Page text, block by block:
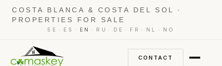
COSTA BLANCA & COSTA DEL SOL ·
PROPERTIES FOR SALE
SE · ES · EN · RU · DE · FR · NL · NO
CONTACT